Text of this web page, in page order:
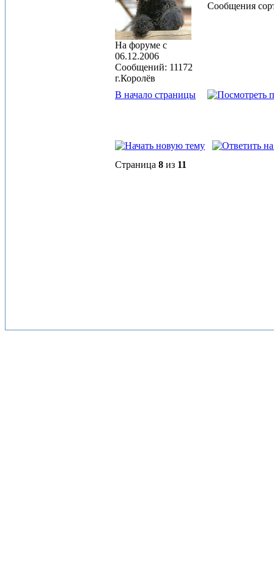
На форуме с
06.12.2006
Сообщений: 11172
г.Королёв
Сообщения
В начало страницы
Страница 8 из 11